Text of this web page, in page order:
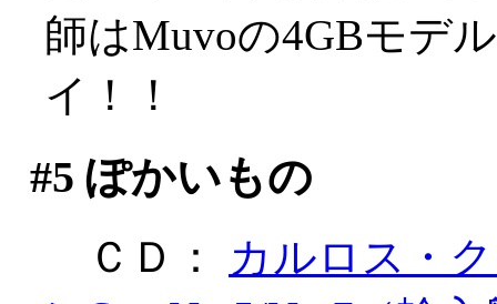
師はMuvoの4GBモデ
イ！！
#5 ぽかいもの
ＣＤ：
カルロス・